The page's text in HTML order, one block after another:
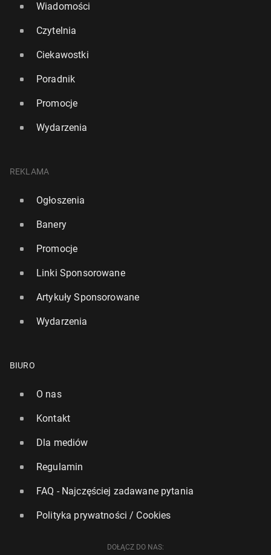
Wiadomości
Czytelnia
Ciekawostki
Poradnik
Promocje
Wydarzenia
REKLAMA
Ogłoszenia
Banery
Promocje
Linki Sponsorowane
Artykuły Sponsorowane
Wydarzenia
BIURO
O nas
Kontakt
Dla mediów
Regulamin
FAQ - Najczęściej zadawane pytania
Polityka prywatności / Cookies
DOŁĄCZ DO NAS: